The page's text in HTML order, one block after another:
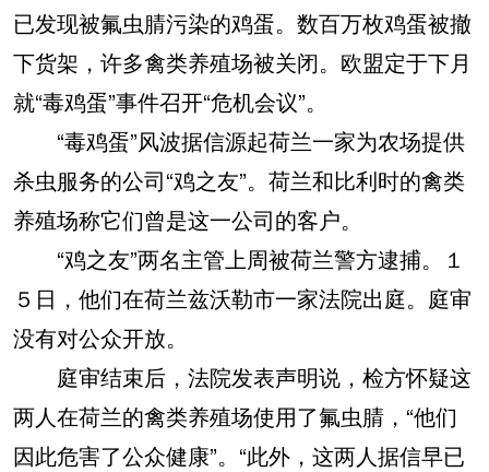
已发现被氟虫腈污染的鸡蛋。数百万枚鸡蛋被撤
下货架，许多禽类养殖场被关闭。欧盟定于下月
就“毒鸡蛋”事件召开“危机会议”。
“毒鸡蛋”风波据信源起荷兰一家为农场提供
杀虫服务的公司“鸡之友”。荷兰和比利时的禽类
养殖场称它们曾是这一公司的客户。
“鸡之友”两名主管上周被荷兰警方逮捕。１
５日，他们在荷兰兹沃勒市一家法院出庭。庭审
没有对公众开放。
庭审结束后，法院发表声明说，检方怀疑这
两人在荷兰的禽类养殖场使用了氟虫腈，“他们
因此危害了公众健康”。“此外，这两人据信早已